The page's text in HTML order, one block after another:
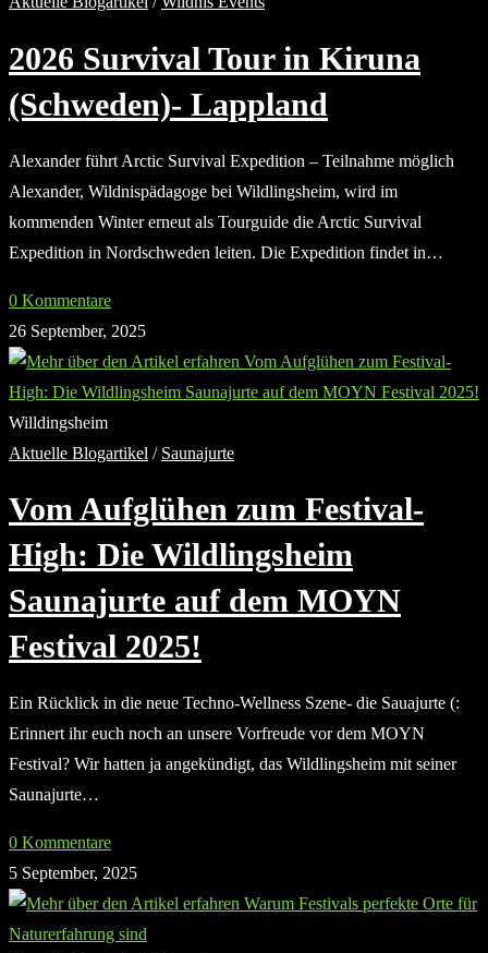
2026 Survival Tour in Kiruna
(Schweden)- Lappland
Alexander führt Arctic Survival Expedition – Teilnahme möglich
Alexander, Wildnispädagoge bei Wildlingsheim, wird im
kommenden Winter erneut als Tourguide die Arctic Survival
Expedition in Nordschweden leiten. Die Expedition findet in…
0 Kommentare
26 September, 2025
Willdingsheim
Aktuelle Blogartikel / Saunajurte
Vom Aufglühen zum Festival-
High: Die Wildlingsheim
Saunajurte auf dem MOYN
Festival 2025!
Ein Rücklick in die neue Techno-Wellness Szene- die Sauajurte (:
Erinnert ihr euch noch an unsere Vorfreude vor dem MOYN
Festival? Wir hatten ja angekündigt, das Wildlingsheim mit seiner
Saunajurte…
0 Kommentare
5 September, 2025